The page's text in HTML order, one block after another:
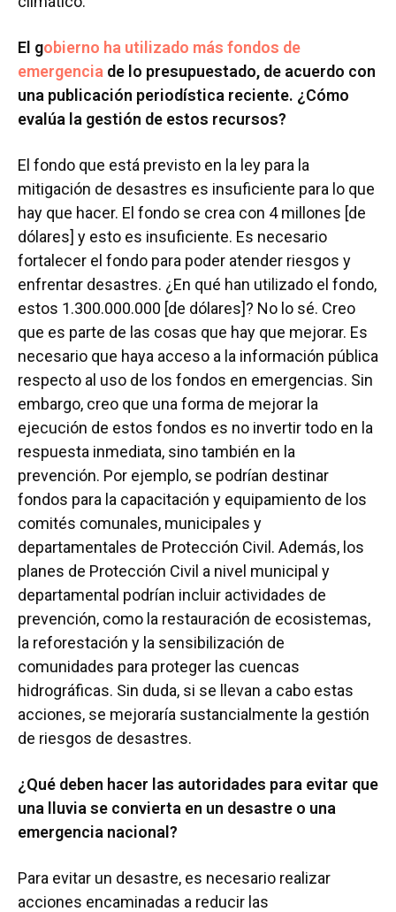
El gobierno ha utilizado más fondos de
emergencia de lo presupuestado, de acuerdo con
una publicación periodística reciente. ¿Cómo
evalúa la gestión de estos recursos?
El fondo que está previsto en la ley para la
mitigación de desastres es insuficiente para lo que
hay que hacer. El fondo se crea con 4 millones [de
dólares] y esto es insuficiente. Es necesario
fortalecer el fondo para poder atender riesgos y
enfrentar desastres. ¿En qué han utilizado el fondo,
estos 1.300.000.000 [de dólares]? No lo sé. Creo
que es parte de las cosas que hay que mejorar. Es
necesario que haya acceso a la información pública
respecto al uso de los fondos en emergencias. Sin
embargo, creo que una forma de mejorar la
ejecución de estos fondos es no invertir todo en la
respuesta inmediata, sino también en la
prevención. Por ejemplo, se podrían destinar
fondos para la capacitación y equipamiento de los
comités comunales, municipales y
departamentales de Protección Civil. Además, los
planes de Protección Civil a nivel municipal y
departamental podrían incluir actividades de
prevención, como la restauración de ecosistemas,
la reforestación y la sensibilización de
comunidades para proteger las cuencas
hidrográficas. Sin duda, si se llevan a cabo estas
acciones, se mejoraría sustancialmente la gestión
de riesgos de desastres.
¿Qué deben hacer las autoridades para evitar que
una lluvia se convierta en un desastre o una
emergencia nacional?
Para evitar un desastre, es necesario realizar
acciones encaminadas a reducir las